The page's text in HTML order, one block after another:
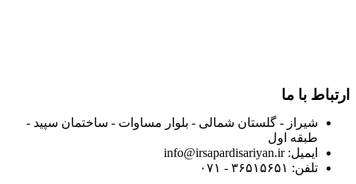
ارتباط با ما
شیراز - گلستان شمالی - بلوار مساوات - ساختمان سپید -
طبقه اول
ایمیل: info@irsapardisariyan.ir
تلفن: ۳۶۵۱۵۶۵۱ - ۰۷۱